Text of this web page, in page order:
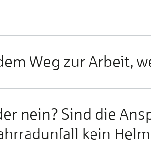
Weg zur Ar­beit,
nein? Sind die
kein